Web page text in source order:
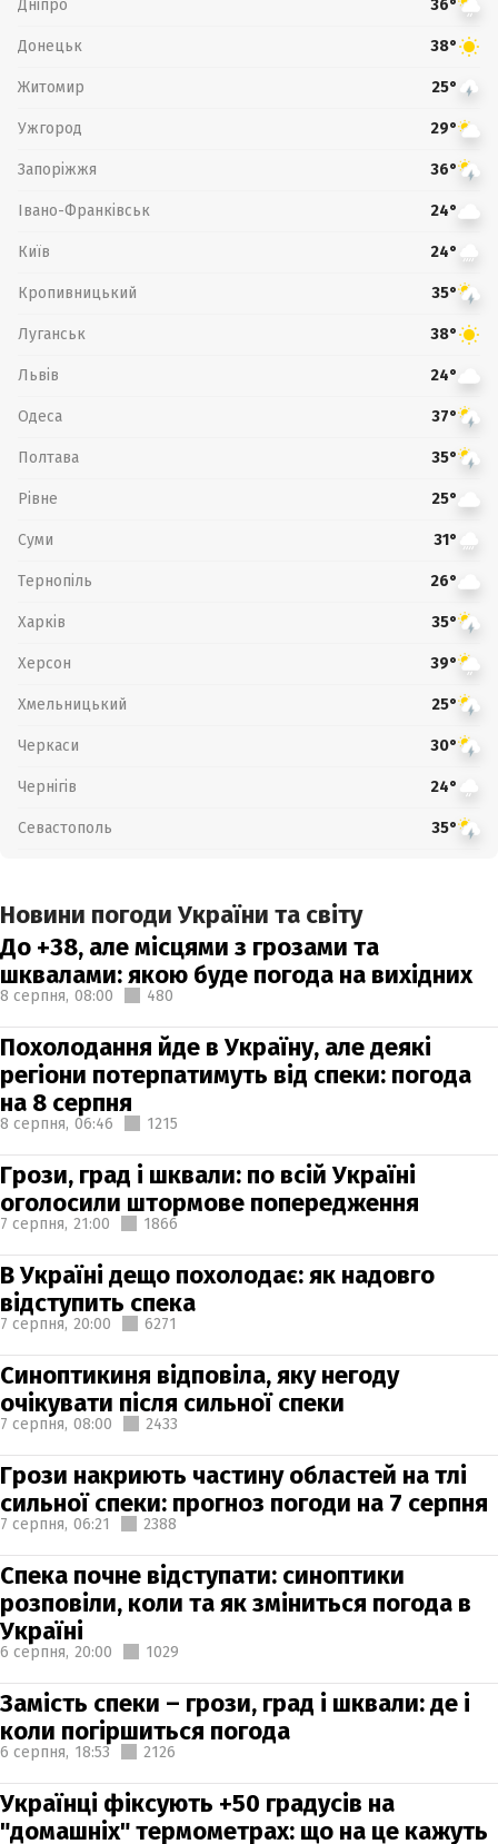
Дніпро 36°
Донецьк 38°
Житомир 25°
Ужгород 29°
Запоріжжя 36°
Івано-Франківськ 24°
Київ 24°
Кропивницький 35°
Луганськ 38°
Львів 24°
Одеса 37°
Полтава 35°
Рівне 25°
Суми 31°
Тернопіль 26°
Харків 35°
Херсон 39°
Хмельницький 25°
Черкаси 30°
Чернігів 24°
Севастополь 35°
Новини погоди України та світу
До +38, але місцями з грозами та
шквалами: якою буде погода на вихідних
8 серпня, 08:00 480
Похолодання йде в Україну, але деякі
регіони потерпатимуть від спеки: погода
на 8 серпня
8 серпня, 06:46 1215
Грози, град і шквали: по всій Україні
оголосили штормове попередження
7 серпня, 21:00 1866
В Україні дещо похолодає: як надовго
відступить спека
7 серпня, 20:00 6271
Синоптикиня відповіла, яку негоду
очікувати після сильної спеки
7 серпня, 08:00 2433
Грози накриють частину областей на тлі
сильної спеки: прогноз погоди на 7 серпня
7 серпня, 06:21 2388
Спека почне відступати: синоптики
розповіли, коли та як зміниться погода в
Україні
6 серпня, 20:00 1029
Замість спеки – грози, град і шквали: де і
коли погіршиться погода
6 серпня, 18:53 2126
Українці фіксують +50 градусів на
"домашніх" термометрах: що на це кажуть